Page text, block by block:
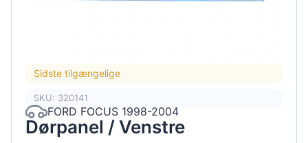
Sidste tilgængelige
SKU: 320141
FORD FOCUS 1998-2004
Dørpanel / Venstre